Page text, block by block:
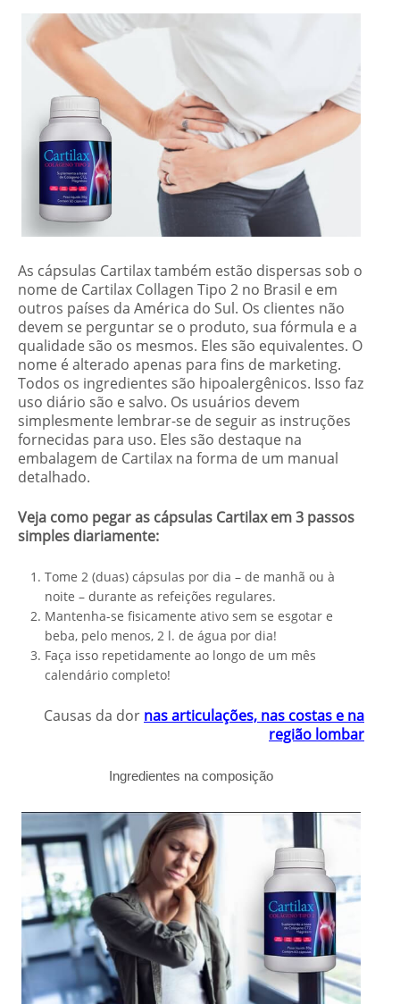
As cápsulas Cartilax também estão dispersas sob o
nome de Cartilax Collagen Tipo 2 no Brasil e em
outros países da América do Sul. Os clientes não
devem se perguntar se o produto, sua fórmula e a
qualidade são os mesmos. Eles são equivalentes. O
nome é alterado apenas para fins de marketing.
Todos os ingredientes são hipoalergênicos. Isso faz
uso diário são e salvo. Os usuários devem
simplesmente lembrar-se de seguir as instruções
fornecidas para uso. Eles são destaque na
embalagem de Cartilax na forma de um manual
detalhado.
Veja como pegar as cápsulas Cartilax em 3 passos
simples diariamente:
Tome 2 (duas) cápsulas por dia – de manhã ou à
noite – durante as refeições regulares.
Mantenha-se fisicamente ativo sem se esgotar e
beba, pelo menos, 2 l. de água por dia!
Faça isso repetidamente ao longo de um mês
calendário completo!
Causas da dor nas articulações, nas costas e na
região lombar
Ingredientes na composição